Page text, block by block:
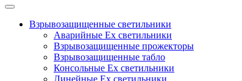
Взрывозащищенные светильники
Аварийные Ex светильники
Взрывозащищенные прожекторы
Взрывозащищенные табло
Консольные Ех светильники
Линейные Ex светильники